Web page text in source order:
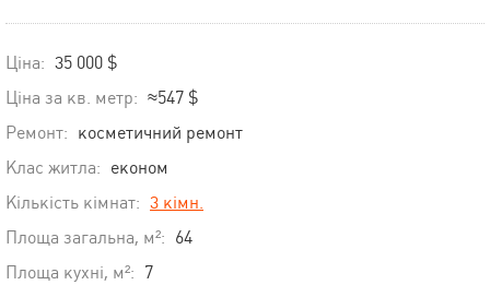
Ціна: 35 000 $
Ціна за кв. метр: ≈547 $
Ремонт: косметичний ремонт
Клас житла: економ
Кількість кімнат: 3 кімн.
Площа загальна, м²: 64
Площа кухні, м²: 7